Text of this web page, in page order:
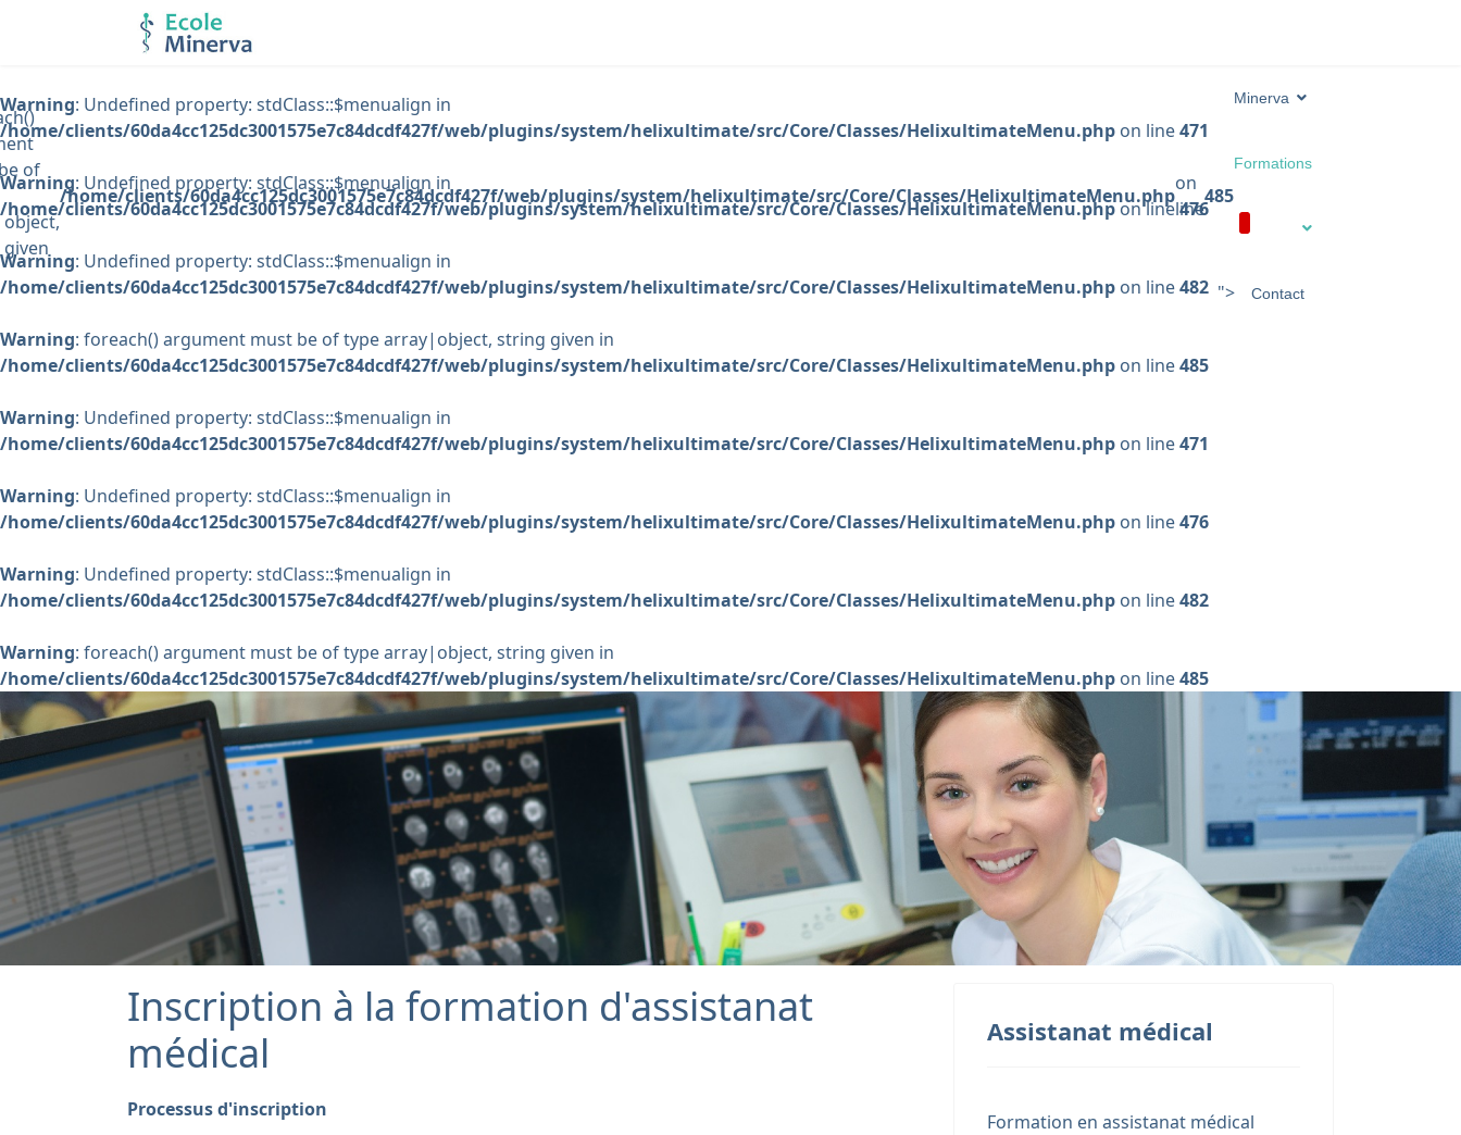
of
/home/clients/60da4cc125dc3001575e7c84dcdf427f/web/plugins/system/helixultimate/src/Core/Classes/HelixultimateMenu.php
on
line
485
Minerva
Formations
"> Contact
Warning: Undefined property: stdClass::$menualign in
/home/clients/60da4cc125dc3001575e7c84dcdf427f/web/plugins/system/helixultimate/src/Core/Classes/HelixultimateMenu.php on line471
Warning: Undefined property: stdClass::$menualign in
/home/clients/60da4cc125dc3001575e7c84dcdf427f/web/plugins/system/helixultimate/src/Core/Classes/HelixultimateMenu.phpon line476
Warning: Undefined property: stdClass::$menualign in
/home/clients/60da4cc125dc3001575e7c84dcdf427f/web/plugins/system/helixultimate/src/Core/Classes/HelixultimateMenu.php on line482
Warning: foreach() argument must be of type array|object, string given in
/home/clients/60da4cc125dc3001575e7c84dcdf427f/web/plugins/system/helixultimate/src/Core/Classes/HelixultimateMenu.php on line485
Warning: Undefined property: stdClass::$menualign in
/home/clients/60da4cc125dc3001575e7c84dcdf427f/web/plugins/system/helixultimate/src/Core/Classes/HelixultimateMenu.php on line471
Warning: Undefined property: stdClass::$menualign in
/home/clients/60da4cc125dc3001575e7c84dcdf427f/web/plugins/system/helixultimate/src/Core/Classes/HelixultimateMenu.php on line476
Warning: Undefined property: stdClass::$menualign in
/home/clients/60da4cc125dc3001575e7c84dcdf427f/web/plugins/system/helixultimate/src/Core/Classes/HelixultimateMenu.php on line482
Warning: foreach() argument must be of type array|object, string given in
/home/clients/60da4cc125dc3001575e7c84dcdf427f/web/plugins/system/helixultimate/src/Core/Classes/HelixultimateMenu.php on line485
Inscription à la formation d'assistanat
médical
Processus d'inscription
Assistanat médical
Formation en assistanat médical